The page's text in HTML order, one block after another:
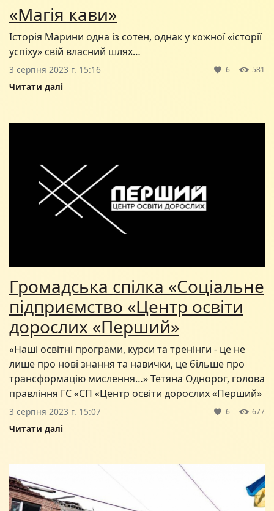
«Магія кави»
Історія Марини одна із сотен, однак у кожної «історії
успіху» свій власний шлях…
3 серпня 2023 г. 15:16 6 581
Читати далі
Громадська спілка «Соціальне
підприємство «Центр освіти
дорослих «Перший»
«Наші освітні програми, курси та тренінги - це не
лише про нові знання та навички, це більше про
трансформацію мислення…» Тетяна Однорог, голова
правління ГС «СП «Центр освіти дорослих «Перший»
3 серпня 2023 г. 15:07 6 677
Читати далі